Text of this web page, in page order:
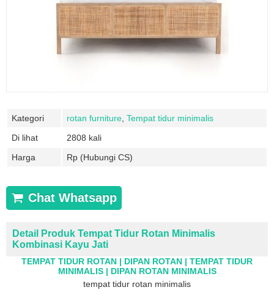
Kategori rotan furniture, Tempat tidur minimalis
Di lihat
2808 kali
Harga
Rp (Hubungi CS)
Chat Whatsapp
Detail Produk Tempat Tidur Rotan Minimalis
Kombinasi Kayu Jati
TEMPAT TIDUR ROTAN | DIPAN ROTAN | TEMPAT TIDUR
MINIMALIS | DIPAN ROTAN MINIMALIS
tempat tidur rotan minimalis